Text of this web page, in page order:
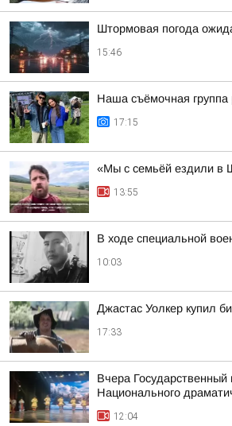
Штормовая погода
15:46
Наша съёмочная группа
17:15
«Мы с семьёй ездили в
13:55
В ходе специальной
10:03
Джастас Уолкер купил
17:33
Вчера
Национального
12:04